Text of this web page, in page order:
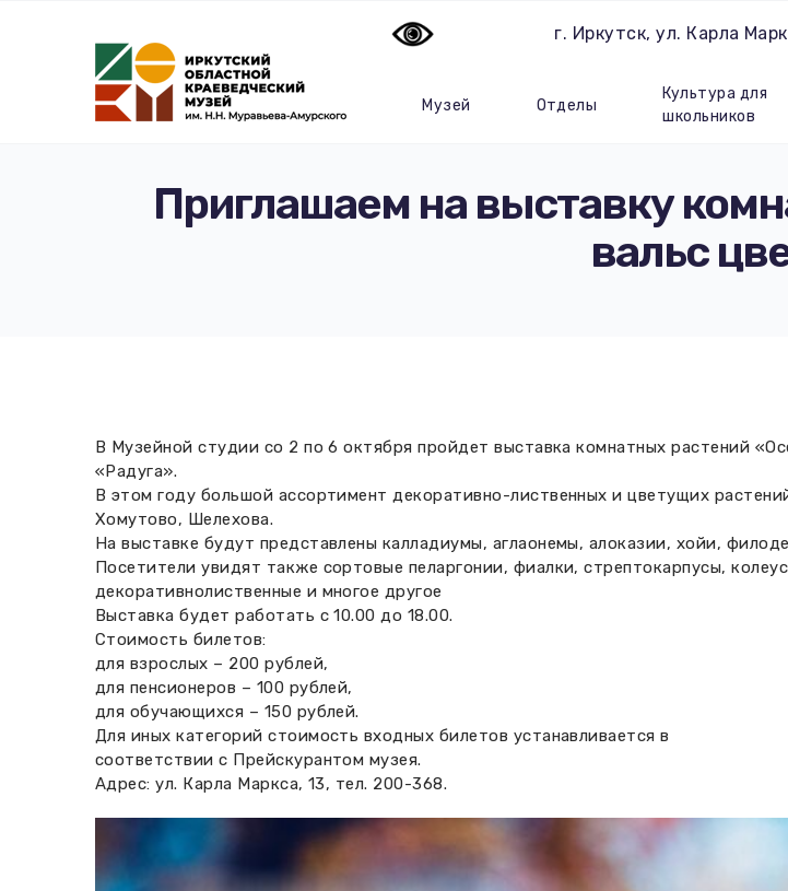
г. Иркутск, ул. Карла
Музей Отделы
Культура для
школьников
Приглашаем на выставку
вальс
В Музейной студии со 2 по 6 октября пройдет выставка комнатных растений
«Радуга».
В этом году большой ассортимент декоративно-лиственных и цветущих
Хомутово, Шелехова.
На выставке будут представлены калладиумы, аглаонемы, алоказии, хойи,
Посетители увидят также сортовые пеларгонии, фиалки, стрептокарпусы,
декоративнолиственные и многое другое
Выставка будет работать с 10.00 до 18.00.
Стоимость билетов:
для взрослых – 200 рублей,
для пенсионеров – 100 рублей,
для обучающихся – 150 рублей.
Для иных категорий стоимость входных билетов устанавливается в
соответствии с Прейскурантом музея.
Адрес: ул. Карла Маркса, 13, тел. 200-368.